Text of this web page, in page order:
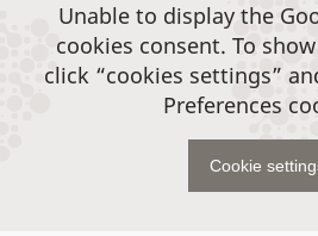
Unable to display the
cookies consent. To
click “cookies settings”
Preferences
Cookie